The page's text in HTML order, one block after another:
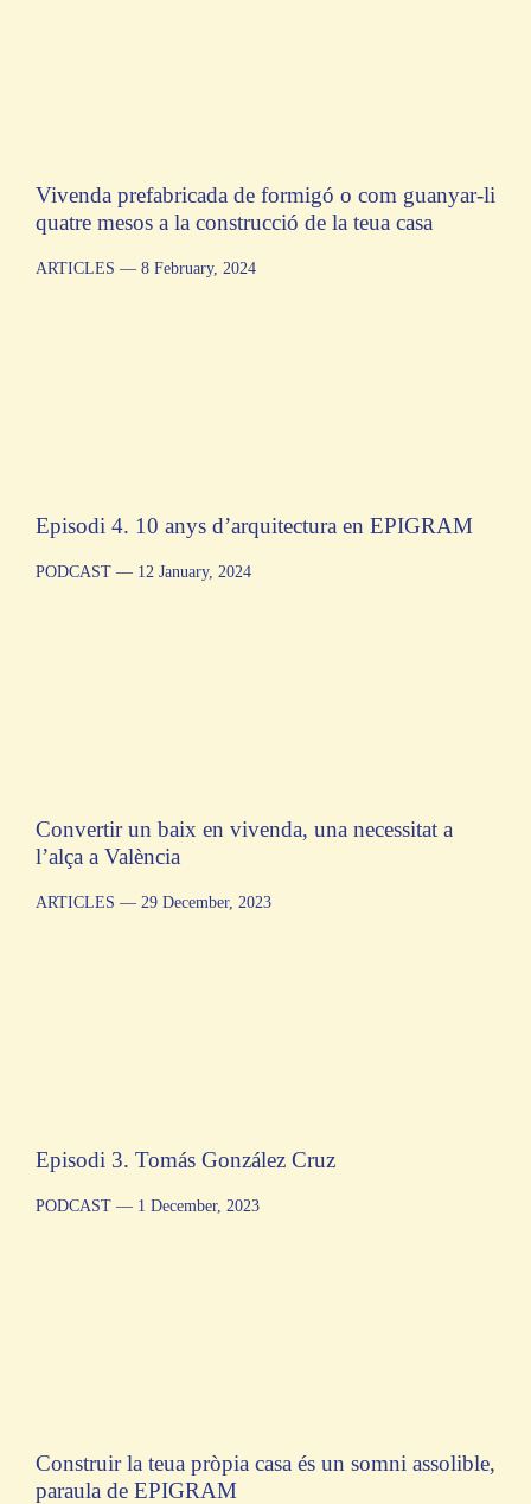
Vivenda prefabricada de formigó o com guanyar-li
quatre mesos a la construcció de la teua casa
ARTICLES — 8 February, 2024
Episodi 4. 10 anys d’arquitectura en EPIGRAM
PODCAST — 12 January, 2024
Convertir un baix en vivenda, una necessitat a
l’alça a València
ARTICLES — 29 December, 2023
Episodi 3. Tomás González Cruz
PODCAST — 1 December, 2023
Construir la teua pròpia casa és un somni assolible,
paraula de EPIGRAM